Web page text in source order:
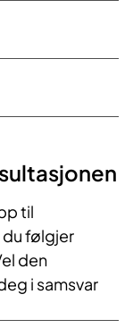
til
følgjer
den
i samsvar